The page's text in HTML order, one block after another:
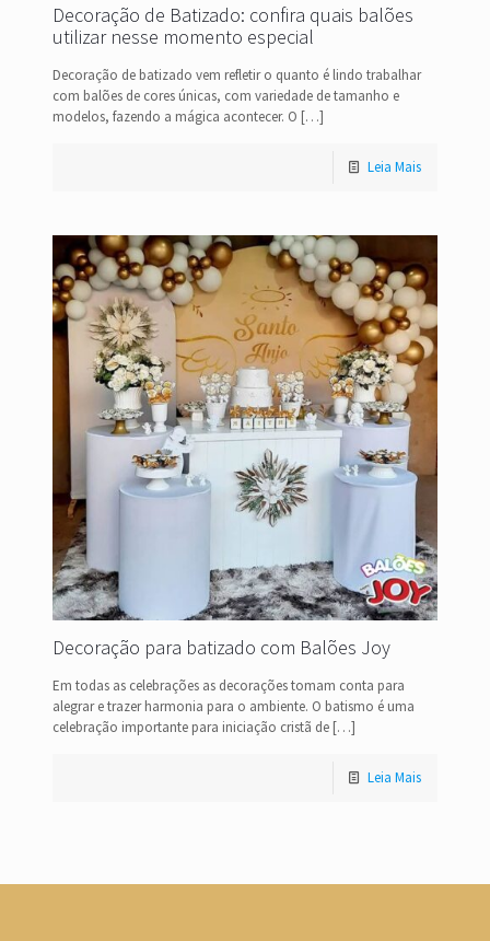
Decoração de Batizado: confira quais balões
utilizar nesse momento especial
Decoração de batizado vem refletir o quanto é lindo trabalhar
com balões de cores únicas, com variedade de tamanho e
modelos, fazendo a mágica acontecer. O […]
Leia Mais
Decoração para batizado com Balões Joy
Em todas as celebrações as decorações tomam conta para
alegrar e trazer harmonia para o ambiente. O batismo é uma
celebração importante para iniciação cristã de […]
Leia Mais